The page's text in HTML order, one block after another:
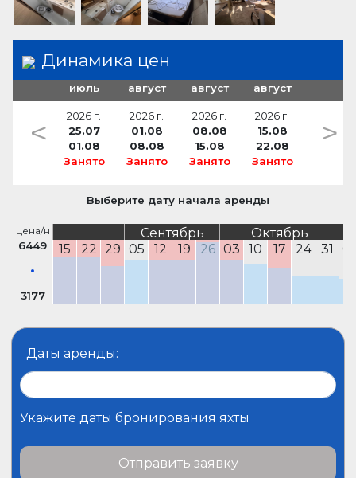
Динамика цен
июль
2026 г.
25.07
01.08
Занято
август
2026 г.
01.08
08.08
Занято
август
2026 г.
08.08
15.08
Занято
август
2026 г.
15.08
22.08
Занято
< >
Выберите дату начала аренды
цена/н
6449
3177
Сентябрь
Октябрь
15
22 29 05 12 19 26 03 10 17 24 31
Даты аренды:
Укажите даты бронирования яхты
Отправить заявку